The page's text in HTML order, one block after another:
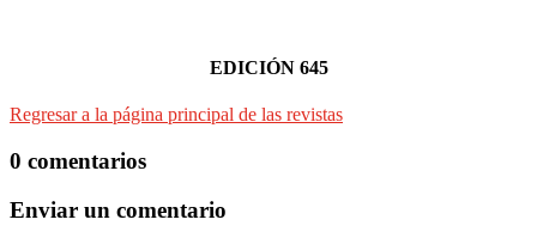
EDICIÓN 645
Regresar a la página principal de las revistas
0 comentarios
Enviar un comentario